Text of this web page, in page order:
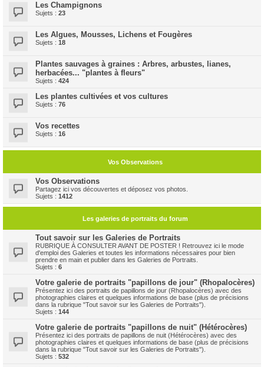
Les Champignons
Sujets : 23
Les Algues, Mousses, Lichens et Fougères
Sujets : 18
Plantes sauvages à graines : Arbres, arbustes, lianes,
herbacées... "plantes à fleurs"
Sujets : 424
Les plantes cultivées et vos cultures
Sujets : 76
Vos recettes
Sujets : 16
Vos Observations
Vos Observations
Partagez ici vos découvertes et déposez vos photos.
Sujets : 1412
Les galeries de portraits du forum
Tout savoir sur les Galeries de Portraits
RUBRIQUE À CONSULTER AVANT DE POSTER ! Retrouvez ici le mode
d'emploi des Galeries et toutes les informations nécessaires pour bien
prendre en main et publier dans les Galeries de Portraits.
Sujets : 6
Votre galerie de portraits "papillons de jour" (Rhopalocères)
Présentez ici des portraits de papillons de jour (Rhopalocères) avec des
photographies claires et quelques informations de base (plus de précisions
dans la rubrique "Tout savoir sur les Galeries de Portraits").
Sujets : 144
Votre galerie de portraits "papillons de nuit" (Hétérocères)
Présentez ici des portraits de papillons de nuit (Hétérocères) avec des
photographies claires et quelques informations de base (plus de précisions
dans la rubrique "Tout savoir sur les Galeries de Portraits").
Sujets : 532